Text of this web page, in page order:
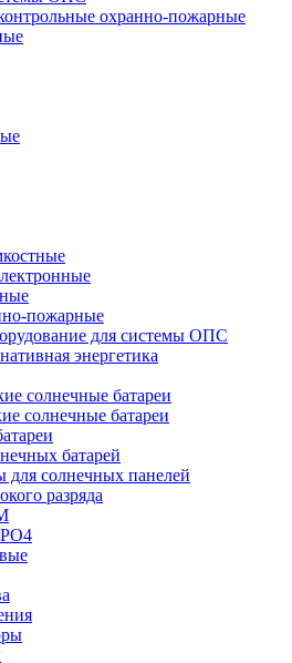
охранно-пожарные
пожарные
для системы ОПС
энергетика
солнечные батареи
солнечные батареи
батарей
солнечных панелей
разряда